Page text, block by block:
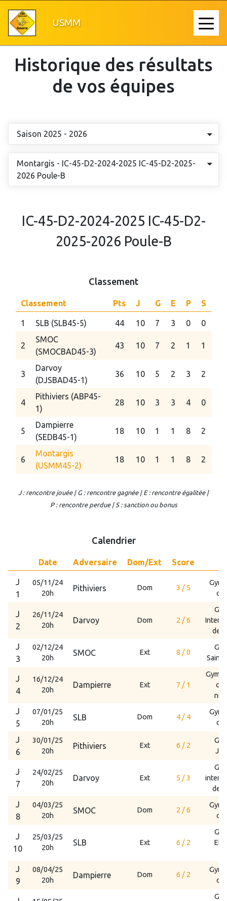
contenu
USMM
≡
Historique des résultats
de vos équipes
Saison 2025 - 2026
Montargis - IC-45-D2-2024-2025 IC-45-D2-2025-
2026 Poule-B
IC-45-D2-2024-2025 IC-45-D2-
2025-2026 Poule-B
Classement
Classement Pts J G E P S
1 SLB (SLB45-5) 44 10 7 3 0 0
2
SMOC
(SMOCBAD45-3)
43 10 7 2 1 1
3
Darvoy
(DJSBAD45-1)
36 10 5 2 3 2
4
Pithiviers (ABP45-
1)
28 10 3 3 4 0
5
Dampierre
(SEDB45-1)
18 10 1 1 8 2
6
Montargis
(USMM45-2)
18 10 1 1 8 2
J : rencontre jouée | G : rencontre gagnée | E : rencontre égalitée |
P : rencontre perdue | S : sanction ou bonus
Calendrier
Date Adversaire Dom/Ext Score
J
1
05/11/24
20h
Pithiviers Dom 3 / 5
J
2
26/11/24
20h
Darvoy Dom 2 / 6
de
J
3
02/12/24
20h
SMOC Ext 8 / 0
Saint-
J
4
16/12/24
20h
Dampierre Ext 7 / 1
J
5
07/01/25
20h
SLB Dom 4 / 4
J
6
30/01/25
20h
Pithiviers Ext 6 / 2
J
7
24/02/25
20h
Darvoy Ext 5 / 3
de
J
8
04/03/25
20h
SMOC Dom 2 / 6
J
10
25/03/25
20h
SLB Ext 6 / 2
J
9
08/04/25
20h
Dampierre Dom 6 / 2